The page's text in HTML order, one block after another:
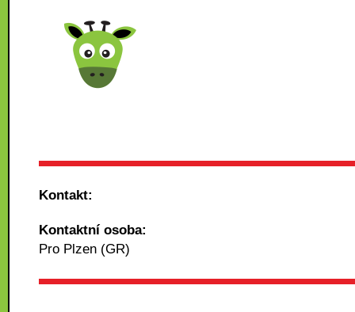
Kontakt:
Kontaktní osoba:
Pro Plzen (GR)